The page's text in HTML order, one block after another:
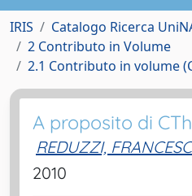
IRIS
Catalogo Ricerca
2 Contributo in Volume
2.1 Contributo in volume
A proposito di CTh.
REDUZZI,
2010